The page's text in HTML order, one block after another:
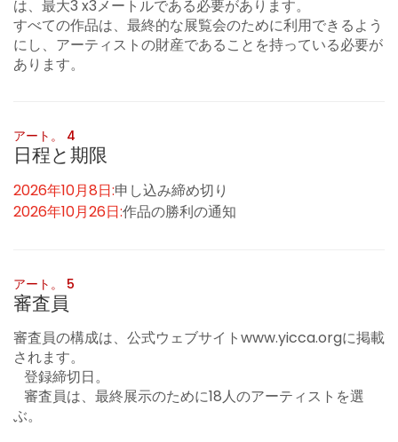
は、最大3 x3メートルである必要があります。
すべての作品は、最終的な展覧会のために利用できるよう
にし、アーティストの財産であることを持っている必要が
あります。
アート。 4
日程と期限
2026年10月8日:申し込み締め切り
2026年10月26日:作品の勝利の通知
アート。 5
審査員
審査員の構成は、公式ウェブサイトwww.yicca.orgに掲載
されます。
登録締切日。
審査員は、最終展示のために18人のアーティストを選
ぶ。